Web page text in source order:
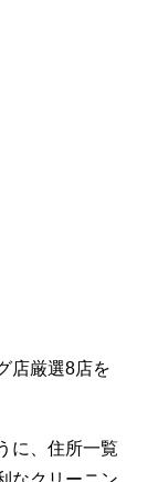
店厳選8店を
に、住所一覧